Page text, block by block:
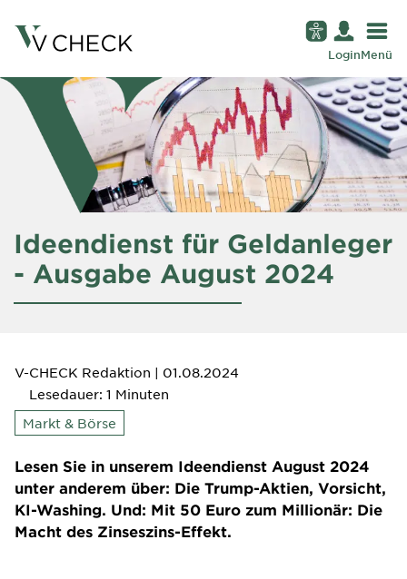
LoginMenü
Ideendienst für Geldanleger
- Ausgabe August 2024
V-CHECK Redaktion | 01.08.2024
Lesedauer: 1 Minuten
Markt & Börse
Lesen Sie in unserem Ideendienst August 2024
unter anderem über: Die Trump-Aktien, Vorsicht,
KI-Washing. Und: Mit 50 Euro zum Millionär: Die
Macht des Zinseszins-Effekt.